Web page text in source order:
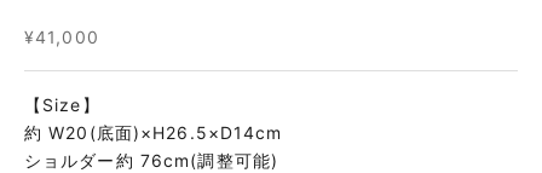
セール価格
¥41,000
【Size】
約 W20(底面)×H26.5×D14cm
ショルダー約 76cm(調整可能)